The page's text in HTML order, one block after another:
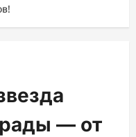
— от